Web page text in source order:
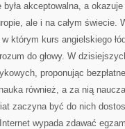
akceptowalna, a
ale i na całym świecie.
którym kurs angielskiego
do głowy. W
proponując
również, a za nią
zaczyna być do nich
wypada zdawać